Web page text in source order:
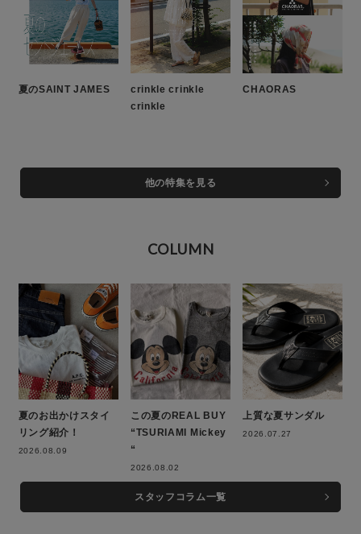
この条件で絞り込む
夏のSAINT JAMES
crinkle crinkle
crinkle
CHAORAS
他の特集を見る
COLUMN
夏のお出かけスタイ
リング紹介！
2026.08.09
この夏のREAL BUY
“TSURIAMI Mickey
“
2026.08.02
上質な夏サンダル
2026.07.27
スタッフコラム一覧